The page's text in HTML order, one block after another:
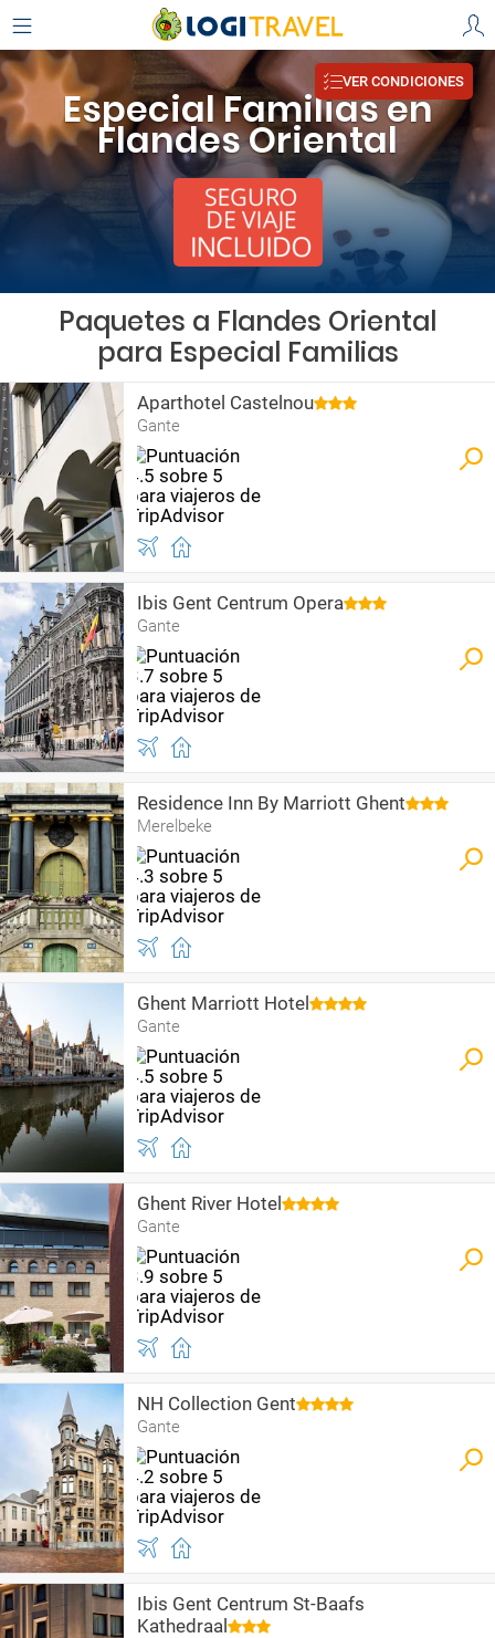
Especial Familias en
Flandes Oriental
VER CONDICIONES
Paquetes a Flandes Oriental
para Especial Familias
Aparthotel Castelnou
Gante
Ibis Gent Centrum Opera
Gante
Residence Inn By Marriott Ghent
Merelbeke
Ghent Marriott Hotel
Gante
Ghent River Hotel
Gante
NH Collection Gent
Gante
Ibis Gent Centrum St-Baafs
Kathedraal